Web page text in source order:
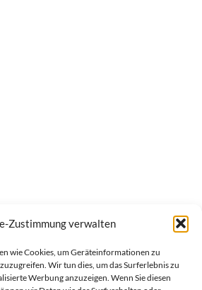
Zustimmung verwalten
wie Cookies, um Geräteinformationen zu
Wir tun dies, um das Surferlebnis zu
Werbung anzuzeigen. Wenn Sie diesen